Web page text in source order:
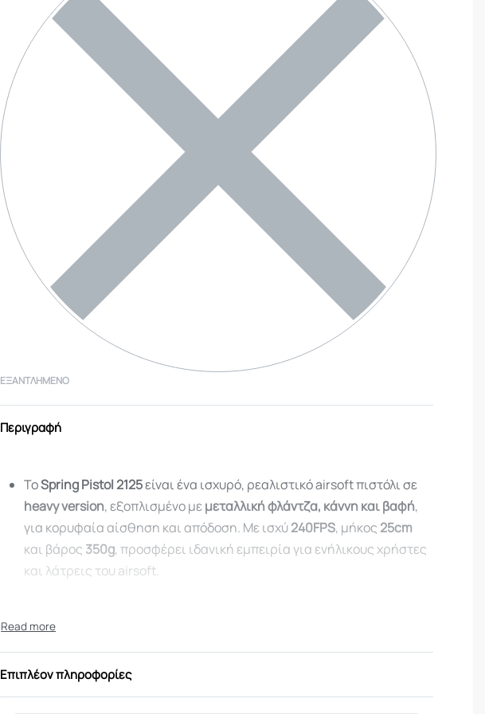
ΕΞΑΝΤΛΗΜΈΝΟ
Περιγραφή
ΤοSpring Pistol 2125είναι ένα ισχυρό, ρεαλιστικό airsoft πιστόλι σε
heavy version, εξοπλισμένο μεμεταλλική φλάντζα, κάννη και βαφή,
για κορυφαία αίσθηση και απόδοση. Με ισχύ240FPS, μήκος 25cm
και βάρος 350g, προσφέρει ιδανική εμπειρία για ενήλικους χρήστες
και λάτρεις του airsoft.
Τύπος:Πιστόλι airsoft με ελατήριο
Επιπλέον πληροφορίες